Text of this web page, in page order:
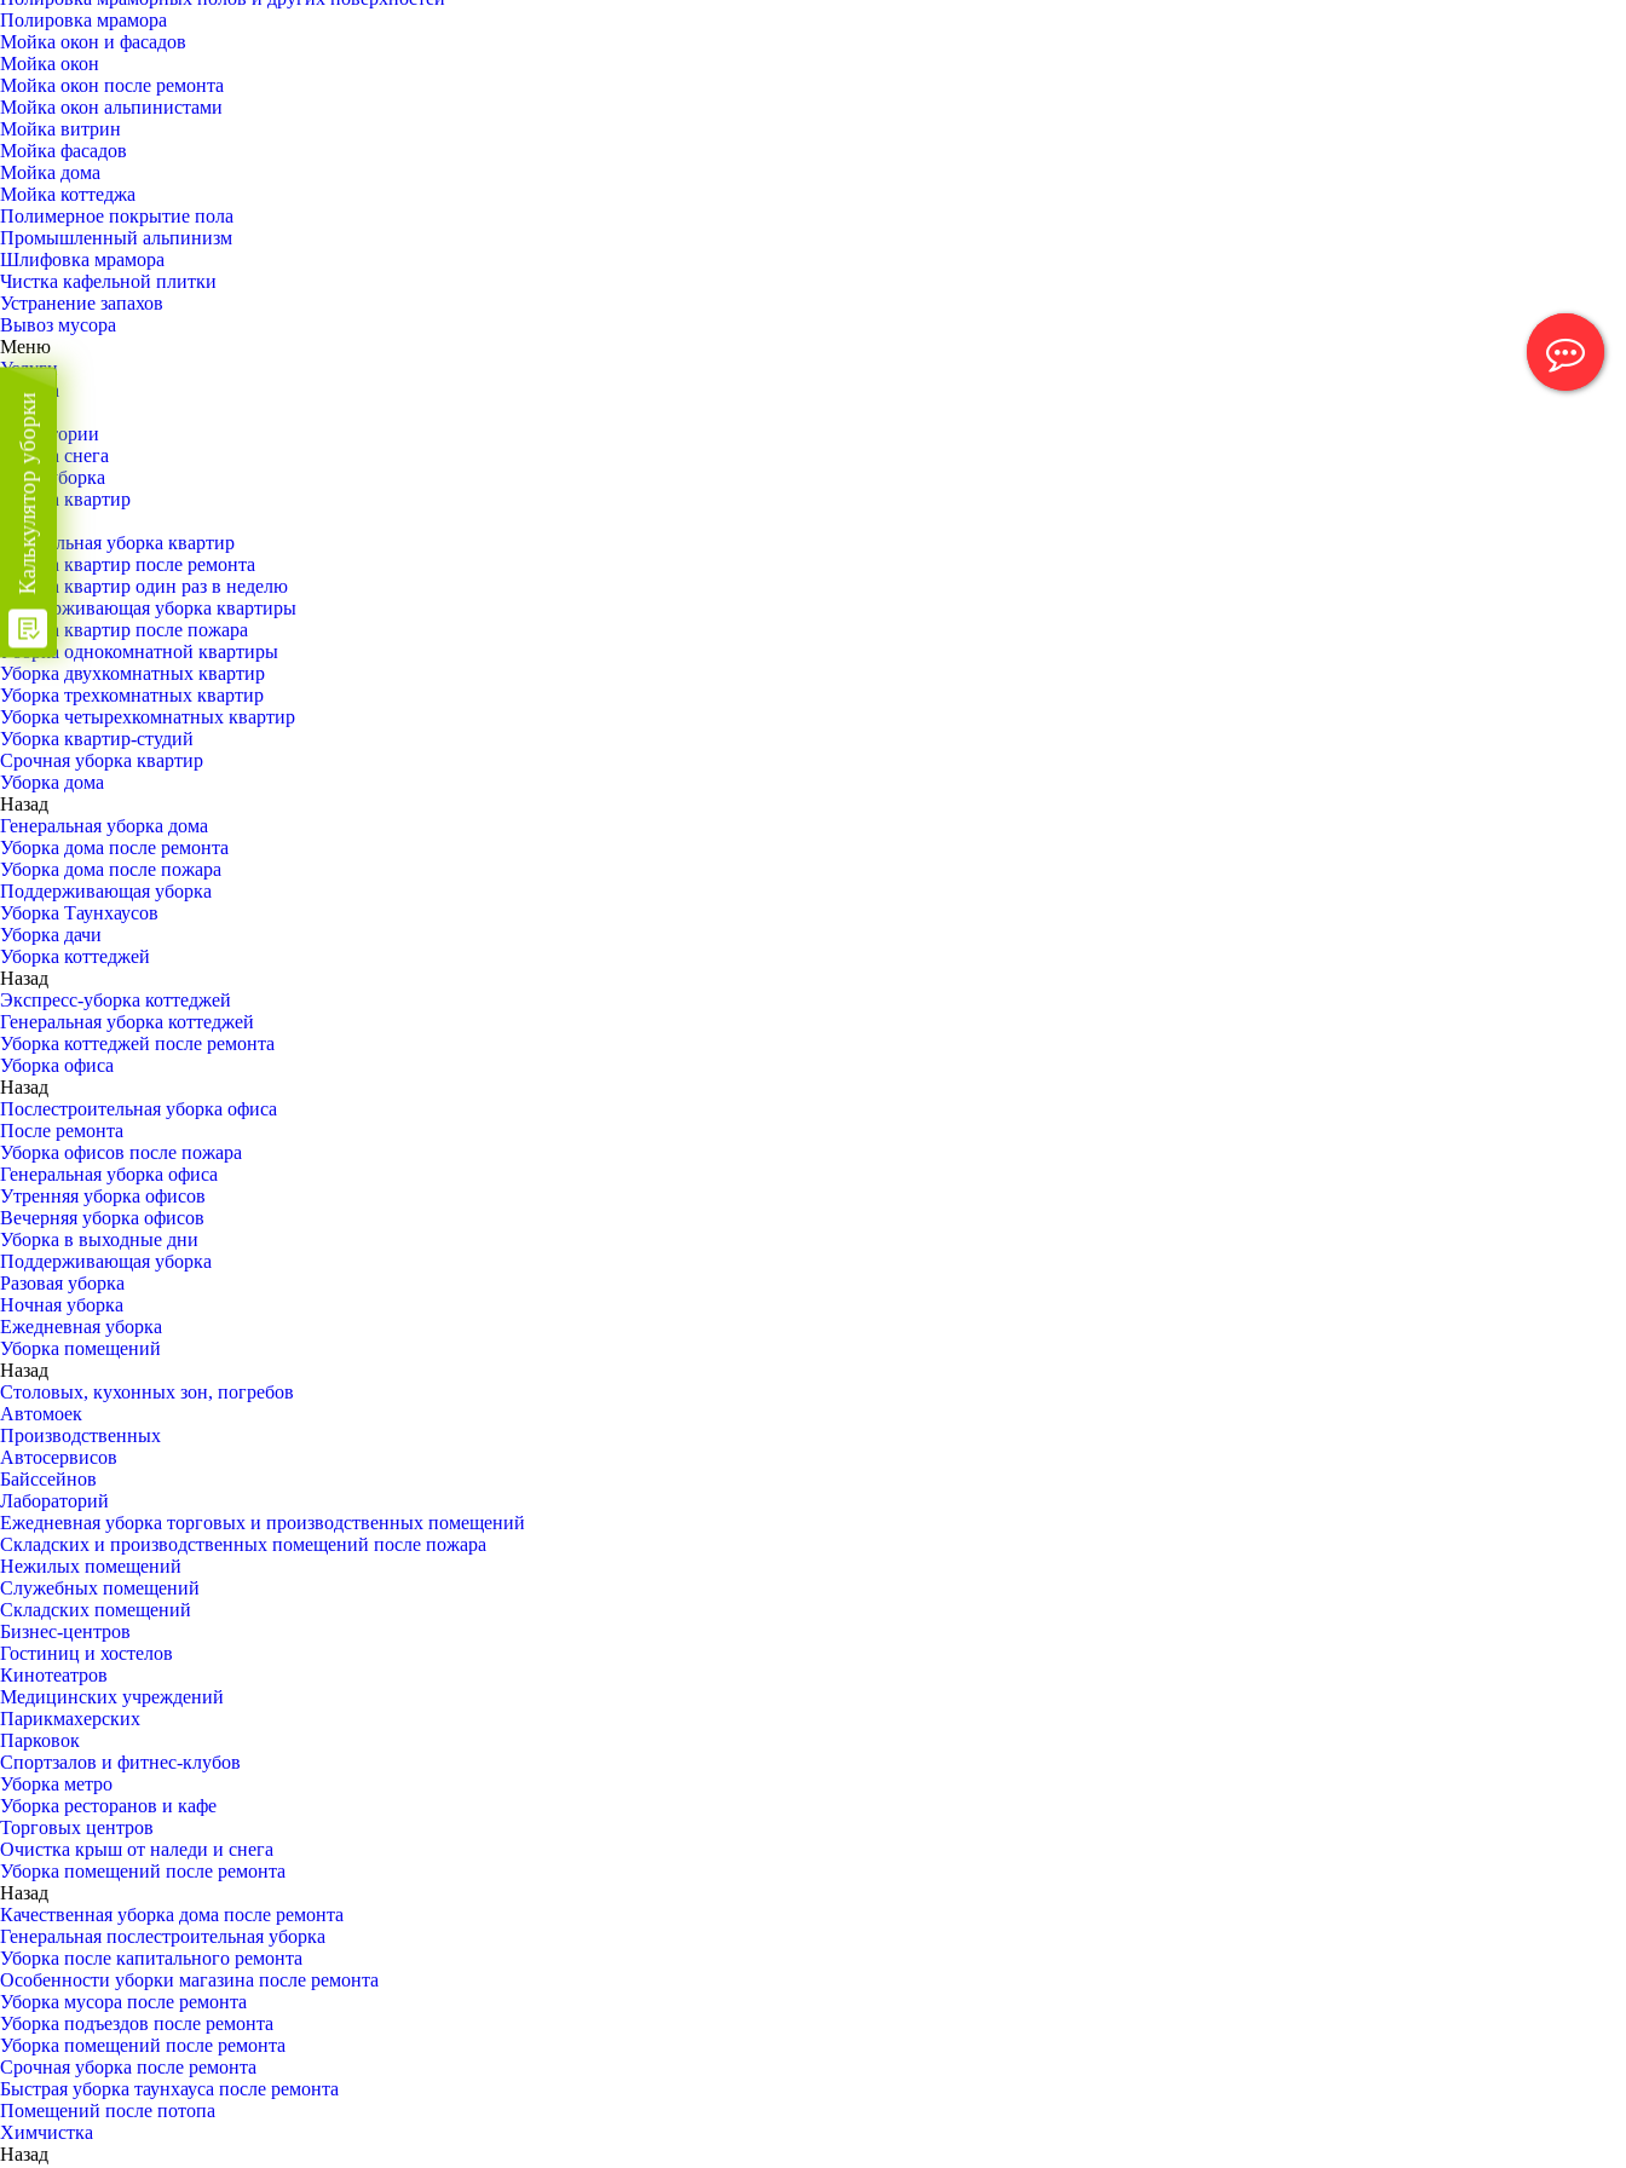
Полировка мрамора
Мойка окон и фасадов
Мойка окон
Мойка окон после ремонта
Мойка окон альпинистами
Мойка витрин
Мойка фасадов
Мойка дома
Мойка коттеджа
Полимерное покрытие пола
Промышленный альпинизм
Шлифовка мрамора
Чистка кафельной плитки
Устранение запахов
Вывоз мусора
Меню
Услуги
Уборка
Назад
Территории
Уборка снега
ВИП-уборка
Уборка квартир
Назад
Генеральная уборка квартир
Уборка квартир после ремонта
Уборка квартир один раз в неделю
Поддерживающая уборка квартиры
Уборка квартир после пожара
Уборка однокомнатной квартиры
Уборка двухкомнатных квартир
Уборка трехкомнатных квартир
Уборка четырехкомнатных квартир
Уборка квартир-студий
Срочная уборка квартир
Уборка дома
Назад
Генеральная уборка дома
Уборка дома после ремонта
Уборка дома после пожара
Поддерживающая уборка
Уборка Таунхаусов
Уборка дачи
Уборка коттеджей
Назад
Экспресс-уборка коттеджей
Генеральная уборка коттеджей
Уборка коттеджей после ремонта
Уборка офиса
Назад
Послестроительная уборка офиса
После ремонта
Уборка офисов после пожара
Генеральная уборка офиса
Утренняя уборка офисов
Вечерняя уборка офисов
Уборка в выходные дни
Поддерживающая уборка
Разовая уборка
Ночная уборка
Ежедневная уборка
Уборка помещений
Назад
Столовых, кухонных зон, погребов
Автомоек
Производственных
Автосервисов
Байссейнов
Лабораторий
Ежедневная уборка торговых и производственных помещений
Складских и производственных помещений после пожара
Нежилых помещений
Служебных помещений
Складских помещений
Бизнес-центров
Гостиниц и хостелов
Кинотеатров
Медицинских учреждений
Парикмахерских
Парковок
Спортзалов и фитнес-клубов
Уборка метро
Уборка ресторанов и кафе
Торговых центров
Очистка крыш от наледи и снега
Уборка помещений после ремонта
Назад
Качественная уборка дома после ремонта
Генеральная послестроительная уборка
Уборка после капитального ремонта
Особенности уборки магазина после ремонта
Уборка мусора после ремонта
Уборка подъездов после ремонта
Уборка помещений после ремонта
Срочная уборка после ремонта
Быстрая уборка таунхауса после ремонта
Помещений после потопа
Химчистка
Назад
Калькулятор уборки